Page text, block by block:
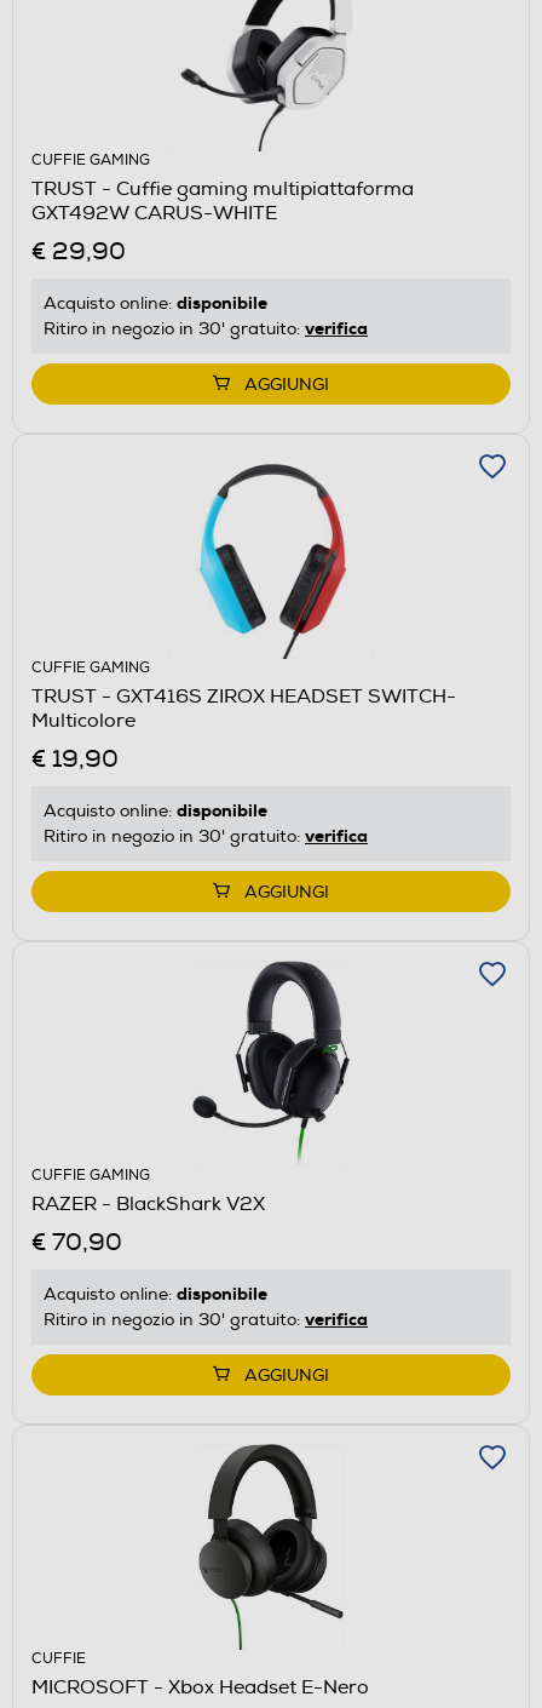
CUFFIE GAMING
TRUST - Cuffie gaming multipiattaforma
GXT492W CARUS-WHITE
€ 29,90
Acquisto online: disponibile
Ritiro in negozio in 30' gratuito: verifica
AGGIUNGI
CUFFIE GAMING
TRUST - GXT416S ZIROX HEADSET SWITCH-
Multicolore
€ 19,90
Acquisto online: disponibile
Ritiro in negozio in 30' gratuito: verifica
AGGIUNGI
CUFFIE GAMING
RAZER - BlackShark V2X
€ 70,90
Acquisto online: disponibile
Ritiro in negozio in 30' gratuito: verifica
AGGIUNGI
CUFFIE
MICROSOFT - Xbox Headset E-Nero